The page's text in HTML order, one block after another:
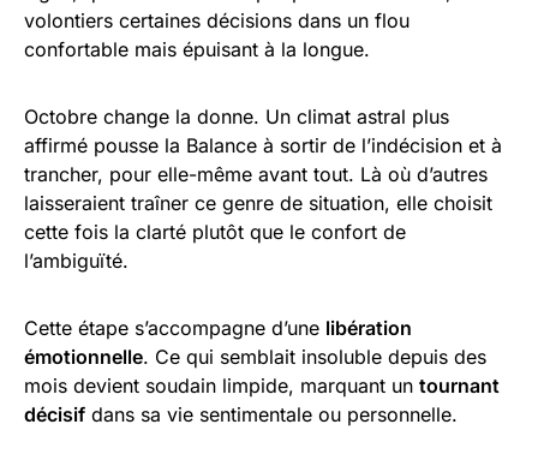
volontiers certaines décisions dans un flou
confortable mais épuisant à la longue.
Octobre change la donne. Un climat astral plus
affirmé pousse la Balance à sortir de l’indécision et à
trancher, pour elle-même avant tout. Là où d’autres
laisseraient traîner ce genre de situation, elle choisit
cette fois la clarté plutôt que le confort de
l’ambiguïté.
Cette étape s’accompagne d’une libération
émotionnelle. Ce qui semblait insoluble depuis des
mois devient soudain limpide, marquant un tournant
décisif dans sa vie sentimentale ou personnelle.